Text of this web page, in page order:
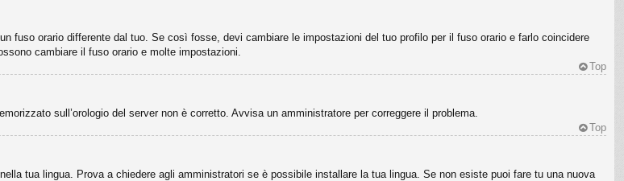
fuso orario differente dal tuo. Se così fosse, devi cambiare le impostazioni del tuo profilo per il fuso orario e farlo coincidere
cambiare il fuso orario e molte impostazioni.
Top
sull’orologio del server non è corretto. Avvisa un amministratore per correggere il problema.
Top
tua lingua. Prova a chiedere agli amministratori se è possibile installare la tua lingua. Se non esiste puoi fare tu una nuova